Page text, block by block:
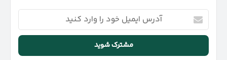
آدرس
ایمیل
خود
وارد